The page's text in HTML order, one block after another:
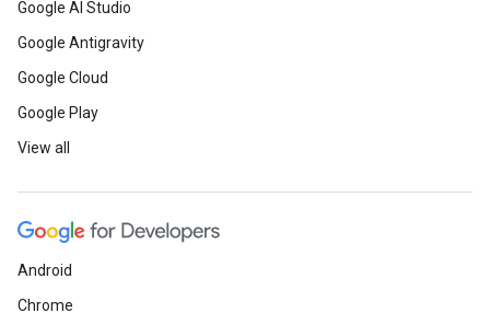
Google AI Studio
Google Antigravity
Google Cloud
Google Play
View all
Android
Chrome